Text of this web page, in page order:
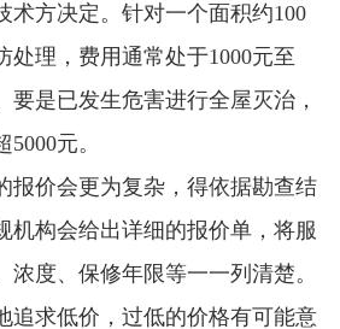
术方决定。针对一个面积约100
处理，费用通常处于1000元至
要是已发生危害进行全屋灭治，
元。
报价会更为复杂，得依据勘查结
机构会给出详细的报价单，将服
浓度、保修年限等一一列清楚。
追求低价，过低的价格有可能意